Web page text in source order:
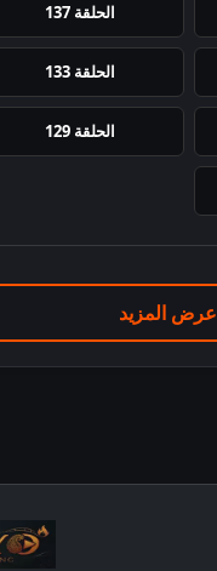
الحلقة 137
الحلقة 133
الحلقة 129
عرض المزيد